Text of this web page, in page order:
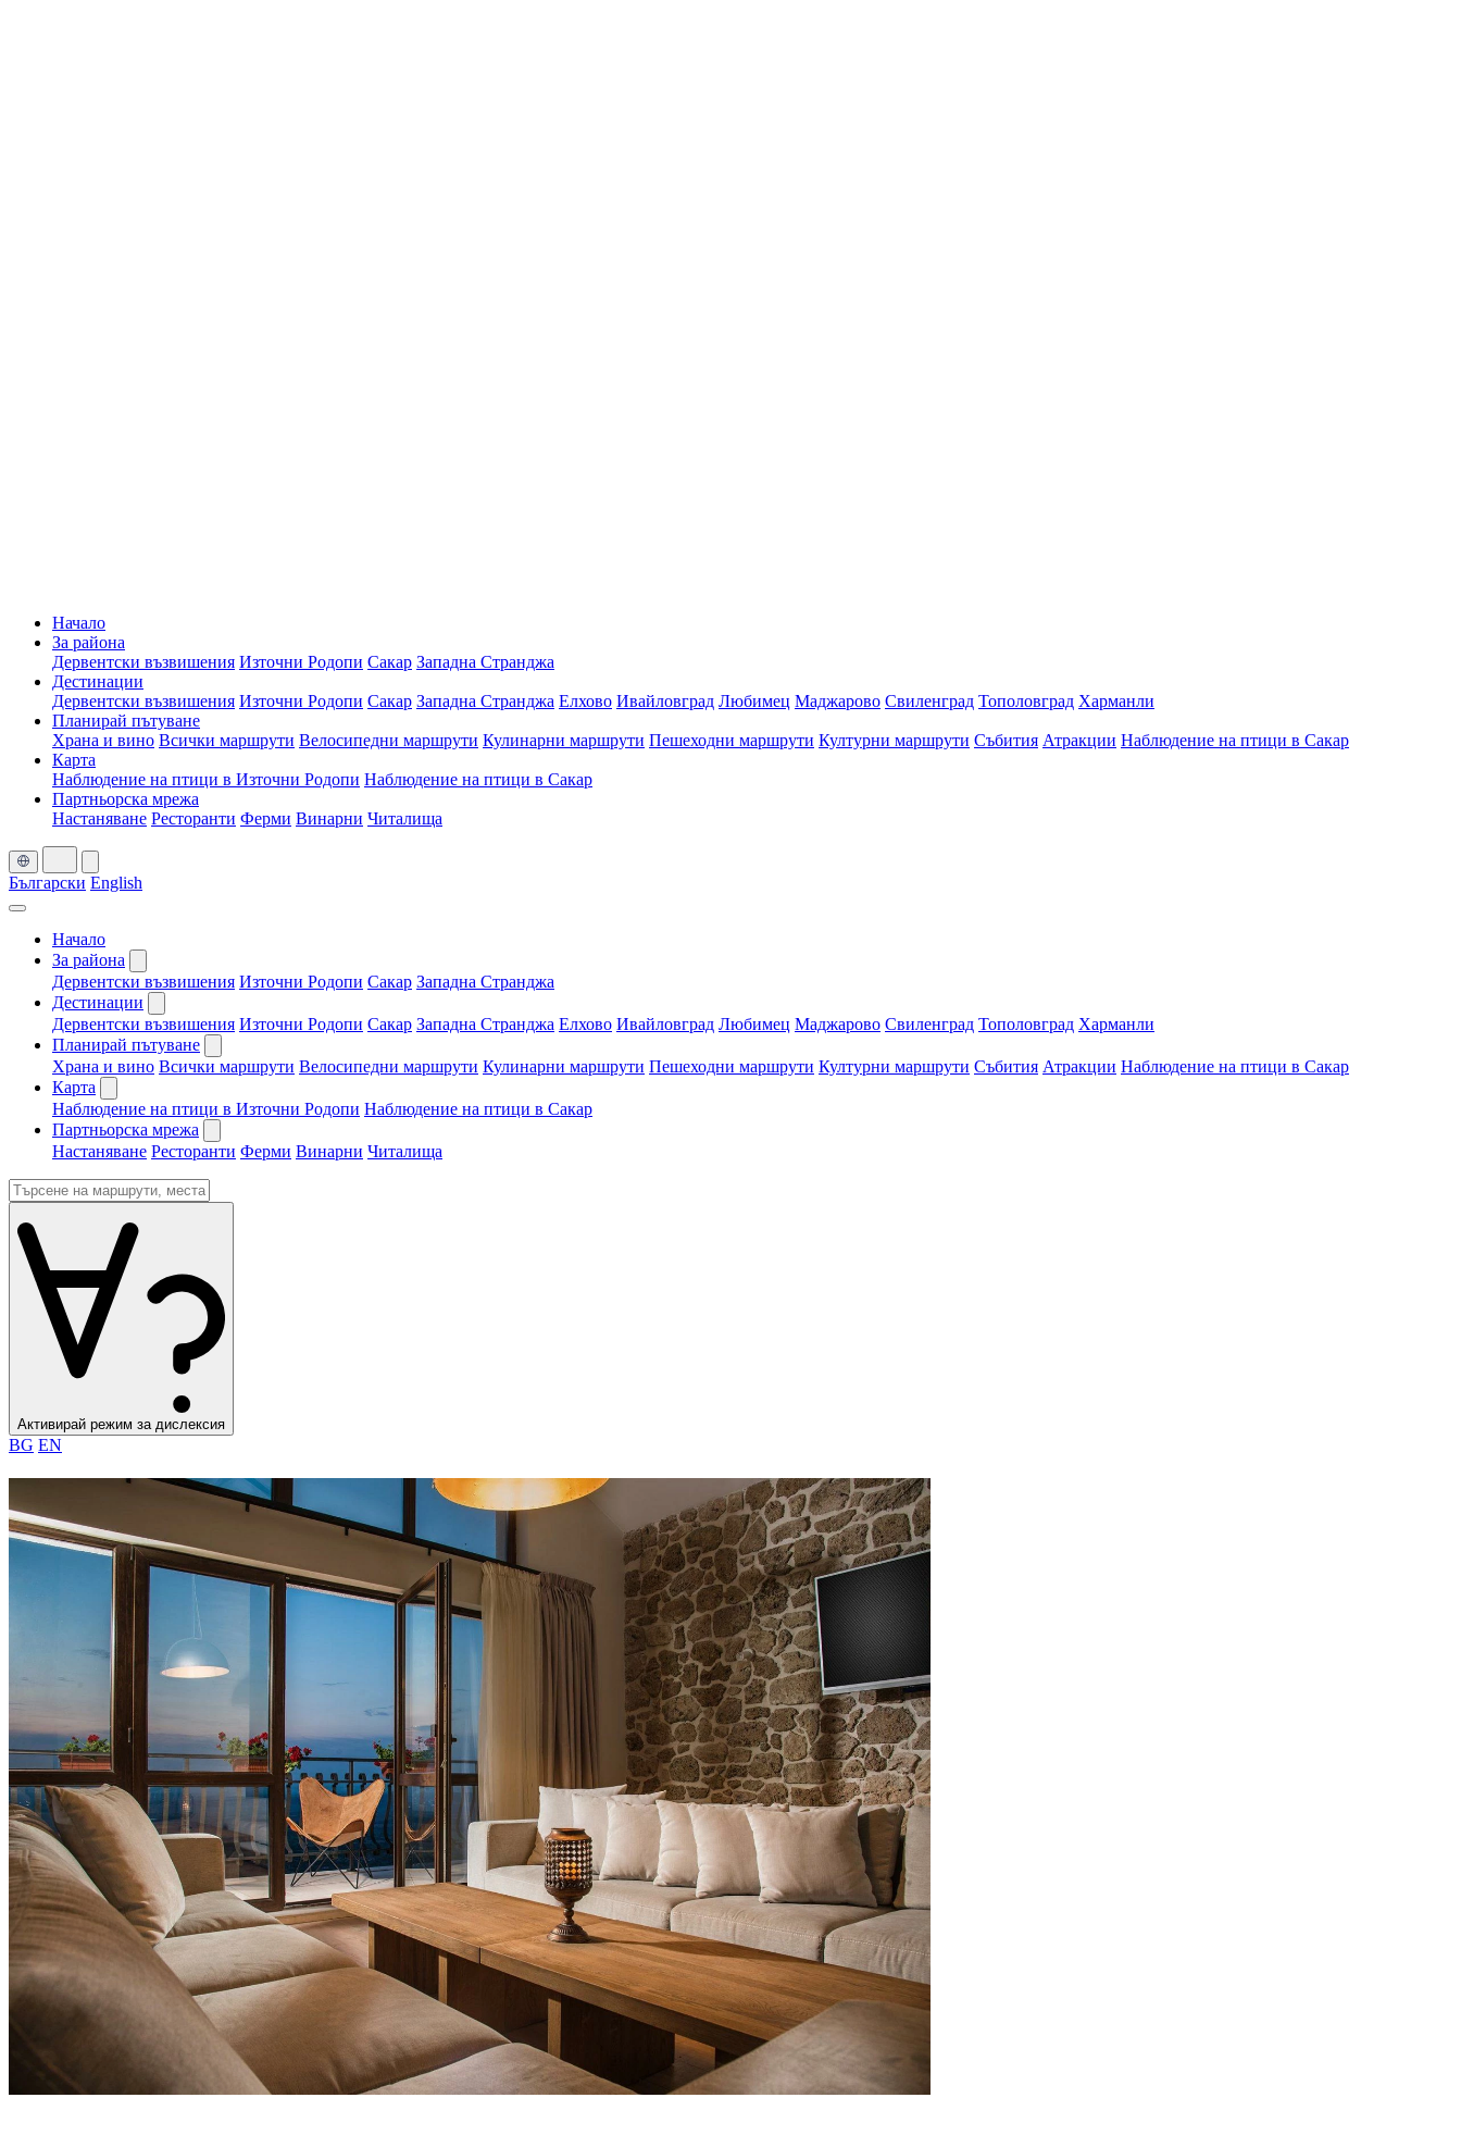
Начало
За района
Дервентски възвишения Източни Родопи Сакар Западна Странджа
Дестинации
Дервентски възвишения Източни Родопи Сакар Западна Странджа Елхово Ивайловград Любимец Маджарово Свиленград Тополовград Харманли
Планирай пътуване
Храна и вино Всички маршрути Велосипедни маршрути Кулинарни маршрути Пешеходни маршрути Културни маршрути Събития Атракции Наблюдение на птици в Сакар
Карта
Наблюдение на птици в Източни Родопи Наблюдение на птици в Сакар
Партньорска мрежа
Настаняване Ресторанти Ферми Винарни Читалища
Български English
Начало
За района
Дервентски възвишения Източни Родопи Сакар Западна Странджа
Дестинации
Дервентски възвишения Източни Родопи Сакар Западна Странджа Елхово Ивайловград Любимец Маджарово Свиленград Тополовград Харманли
Планирай пътуване
Храна и вино Всички маршрути Велосипедни маршрути Кулинарни маршрути Пешеходни маршрути Културни маршрути Събития Атракции Наблюдение на птици в Сакар
Карта
Наблюдение на птици в Източни Родопи Наблюдение на птици в Сакар
Партньорска мрежа
Настаняване Ресторанти Ферми Винарни Читалища
Активирай режим за дислексия
BG EN